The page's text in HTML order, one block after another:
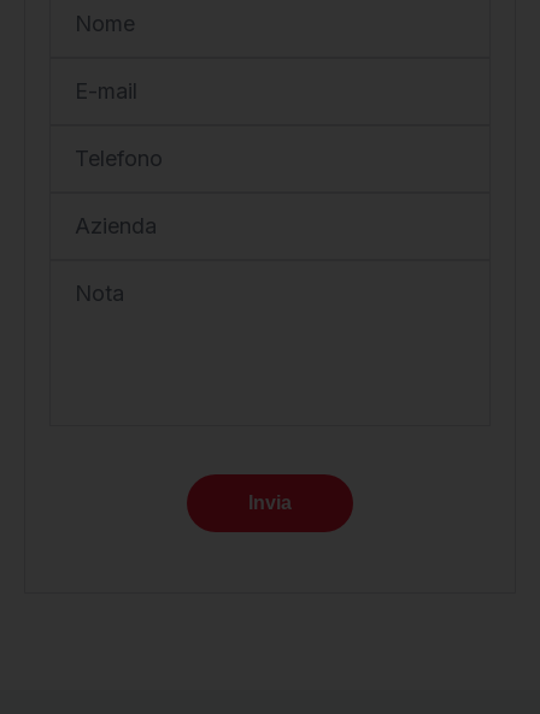
Nome
E-mail
Telefono
Azienda
Nota
Invia